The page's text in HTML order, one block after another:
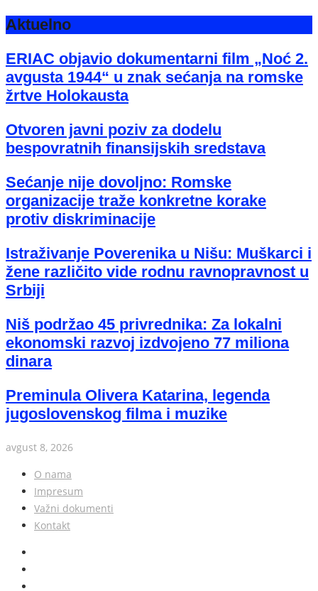
Aktuelno
ERIAC objavio dokumentarni film „Noć 2.
avgusta 1944“ u znak sećanja na romske
žrtve Holokausta
Otvoren javni poziv za dodelu
bespovratnih finansijskih sredstava
Sećanje nije dovoljno: Romske
organizacije traže konkretne korake
protiv diskriminacije
Istraživanje Poverenika u Nišu: Muškarci i
žene različito vide rodnu ravnopravnost u
Srbiji
Niš podržao 45 privrednika: Za lokalni
ekonomski razvoj izdvojeno 77 miliona
dinara
Preminula Olivera Katarina, legenda
jugoslovenskog filma i muzike
avgust 8, 2026
O nama
Impresum
Važni dokumenti
Kontakt